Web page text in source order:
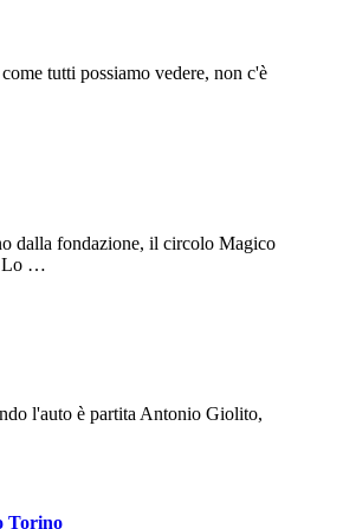
tutti possiamo vedere, non c'è
dalla fondazione, il circolo Magico
Lo …
l'auto è partita Antonio Giolito,
Torino